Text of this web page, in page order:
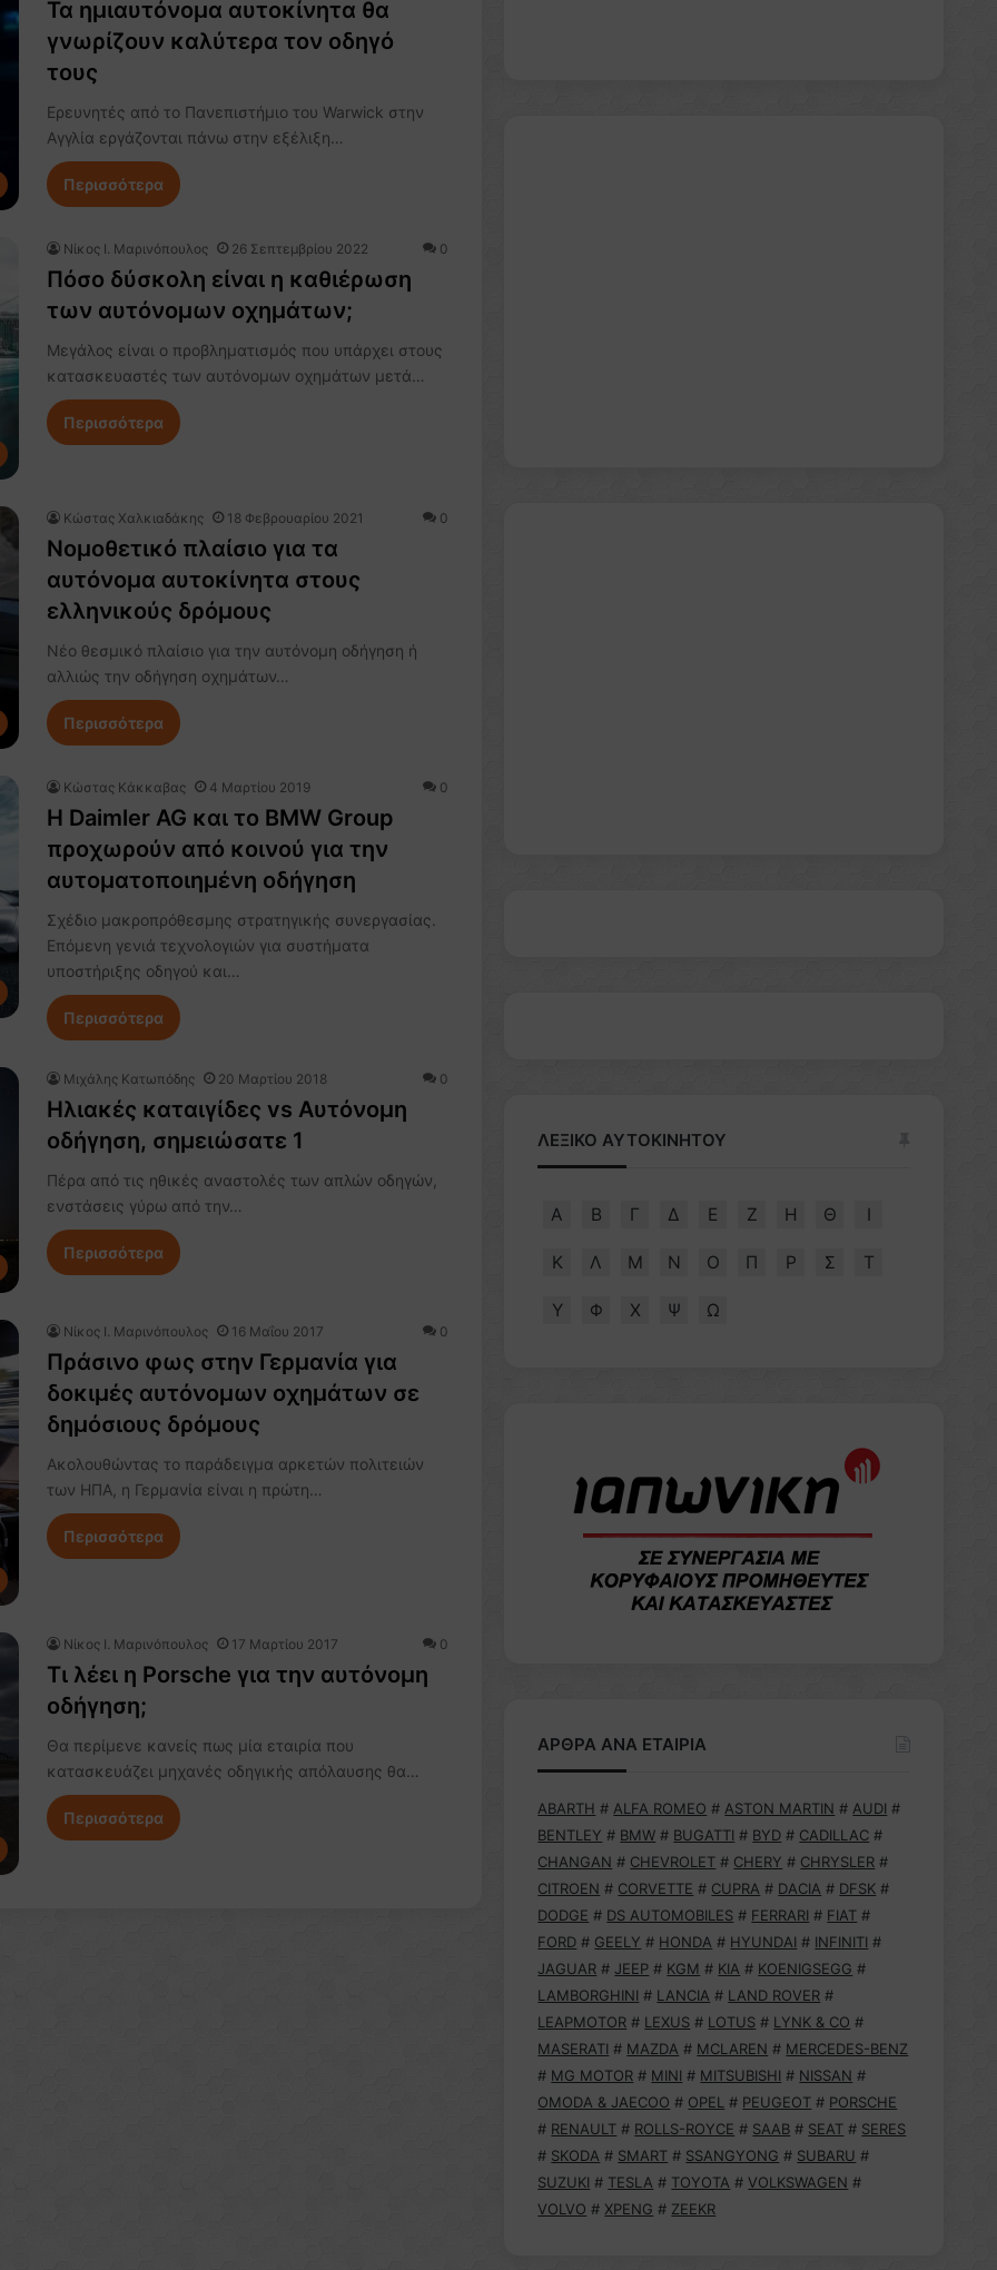
Τα ημιαυτόνομα αυτοκίνητα θα
γνωρίζουν καλύτερα τον οδηγό
τους
Ερευνητές από το Πανεπιστήμιο του Warwick στην
Αγγλία εργάζονται πάνω στην εξέλιξη…
Περισσότερα
Nίκος Ι. Mαρινόπουλος 26 Σεπτεμβρίου 2022 0
Πόσο δύσκολη είναι η καθιέρωση
των αυτόνομων οχημάτων;
Μεγάλος είναι ο προβληματισμός που υπάρχει στους
κατασκευαστές των αυτόνομων οχημάτων μετά…
Περισσότερα
Κώστας Χαλκιαδάκης 18 Φεβρουαρίου 2021 0
Νομοθετικό πλαίσιο για τα
αυτόνομα αυτοκίνητα στους
ελληνικούς δρόμους
Νέο θεσμικό πλαίσιο για την αυτόνομη οδήγηση ή
αλλιώς την οδήγηση οχημάτων…
Περισσότερα
Κώστας Κάκκαβας 4 Μαρτίου 2019 0
Η Daimler AG και το BMW Group
προχωρούν από κοινού για την
αυτοματοποιημένη οδήγηση
Σχέδιο μακροπρόθεσμης στρατηγικής συνεργασίας.
Επόμενη γενιά τεχνολογιών για συστήματα
υποστήριξης οδηγού και…
Περισσότερα
Μιχάλης Κατωπόδης 20 Μαρτίου 2018 0
Ηλιακές καταιγίδες vs Αυτόνομη
οδήγηση, σημειώσατε 1
Πέρα από τις ηθικές αναστολές των απλών οδηγών,
ενστάσεις γύρω από την…
Περισσότερα
Nίκος Ι. Mαρινόπουλος 16 Μαΐου 2017 0
Πράσινο φως στην Γερμανία για
δοκιμές αυτόνομων οχημάτων σε
δημόσιους δρόμους
Ακολουθώντας το παράδειγμα αρκετών πολιτειών
των ΗΠΑ, η Γερμανία είναι η πρώτη…
Περισσότερα
Nίκος Ι. Mαρινόπουλος 17 Μαρτίου 2017 0
Τι λέει η Porsche για την αυτόνομη
οδήγηση;
Θα περίμενε κανείς πως μία εταιρία που
κατασκευάζει μηχανές οδηγικής απόλαυσης θα…
Περισσότερα
ΛΕΞΙΚΟ ΑΥΤΟΚΙΝΗΤΟΥ
Α Β Γ Δ Ε Ζ Η Θ Ι
Κ Λ Μ Ν Ο Π Ρ Σ Τ
Υ Φ Χ Ψ Ω
ΑΡΘΡΑ ΑΝΑ ΕΤΑΙΡΙΑ
ABARTH # ALFA ROMEO # ASTON MARTIN # AUDI #
BENTLEY # BMW # BUGATTI # BYD # CADILLAC #
CHANGAN # CHEVROLET # CHERY # CHRYSLER #
CITROEN # CORVETTE # CUPRA # DACIA # DFSK #
DODGE # DS AUTOMOBILES # FERRARI # FIAT #
FORD # GEELY # HONDA # HYUNDAI # INFINITI #
JAGUAR # JEEP # KGM # KIA # KOENIGSEGG #
LAMBORGHINI # LANCIA # LAND ROVER #
LEAPMOTOR # LEXUS # LOTUS # LYNK & CO #
MASERATI # MAZDA # MCLAREN # MERCEDES-BENZ
# MG MOTOR # MINI # MITSUBISHI # NISSAN #
OMODA & JAECOO # OPEL # PEUGEOT # PORSCHE
# RENAULT # ROLLS-ROYCE # SAAB # SEAT # SERES
# SKODA # SMART # SSANGYONG # SUBARU #
SUZUKI # TESLA # TOYOTA # VOLKSWAGEN #
VOLVO # XPENG # ZEEKR